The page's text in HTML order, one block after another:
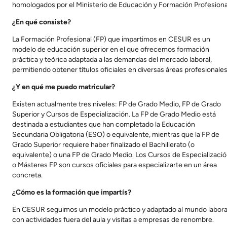
homologados por el Ministerio de Educación y Formación
¿En qué consiste?
La Formación Profesional (FP) que impartimos en CESUR es un
modelo de educación superior en el que ofrecemos formación
práctica y teórica adaptada a las demandas del mercado laboral,
permitiendo obtener títulos oficiales en diversas áreas
¿Y en qué me puedo matricular?
Existen actualmente tres niveles: FP de Grado Medio, FP de Grado
Superior y Cursos de Especialización. La FP de Grado Medio está
destinada a estudiantes que han completado la Educación
Secundaria Obligatoria (ESO) o equivalente, mientras que la FP de
Grado Superior requiere haber finalizado el Bachillerato (o
equivalente) o una FP de Grado Medio. Los Cursos de
o Másteres FP son cursos oficiales para especializarte en un área
concreta.
¿Cómo es la formación que impartís?
En CESUR seguimos un modelo práctico y adaptado al mundo
con actividades fuera del aula y visitas a empresas de renombre.